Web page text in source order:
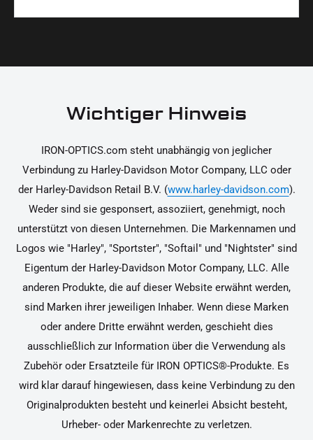
korrekt an deinem Motorrad zu installieren.
Ja, du kannst die Teile innerhalb von 14 Tagen
Rücksendung findest du in unseren
Wichtiger Hinweis
IRON-OPTICS.com steht unabhängig von jeglicher
Verbindung zu Harley-Davidson Motor Company, LLC oder
der Harley-Davidson Retail B.V. (www.harley-davidson.com).
Weder sind sie gesponsert, assoziiert, genehmigt, noch
unterstützt von diesen Unternehmen. Die Markennamen und
Logos wie "Harley", "Sportster", "Softail" und "Nightster" sind
Eigentum der Harley-Davidson Motor Company, LLC. Alle
anderen Produkte, die auf dieser Website erwähnt werden,
sind Marken ihrer jeweiligen Inhaber. Wenn diese Marken
oder andere Dritte erwähnt werden, geschieht dies
ausschließlich zur Information über die Verwendung als
Zubehör oder Ersatzteile für IRON OPTICS®-Produkte. Es
wird klar darauf hingewiesen, dass keine Verbindung zu den
Originalprodukten besteht und keinerlei Absicht besteht,
Urheber- oder Markenrechte zu verletzen.